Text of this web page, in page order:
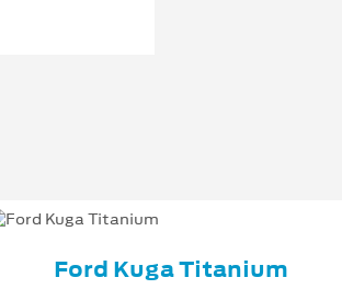
Ford Kuga Titanium